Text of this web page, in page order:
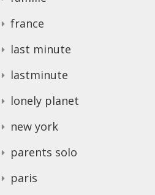
france
last minute
lastminute
lonely planet
new york
parents solo
paris